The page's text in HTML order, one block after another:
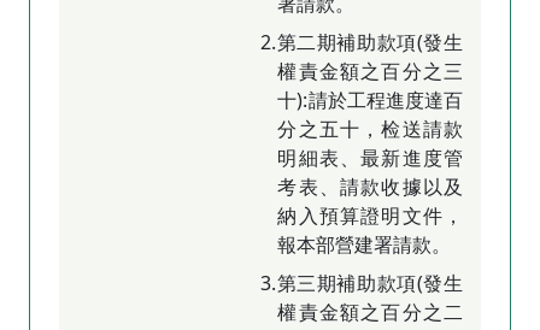
2.第二期補助款項(發生
權責金額之百分之三
十):請於工程進度達百
分之五十，检送請款
明細表、最新進度管
考表、請款收據以及
納入預算證明文件，
報本部營建署請款。
3.第三期補助款項(發生
權責金額之百分之二